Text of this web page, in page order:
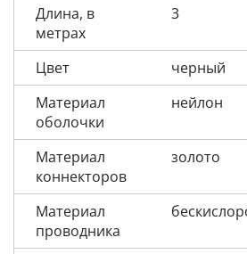
Длина, в
метрах
3
Цвет
черный
Материал
оболочки
нейлон
Материал
коннекторов
золото
Материал
проводника